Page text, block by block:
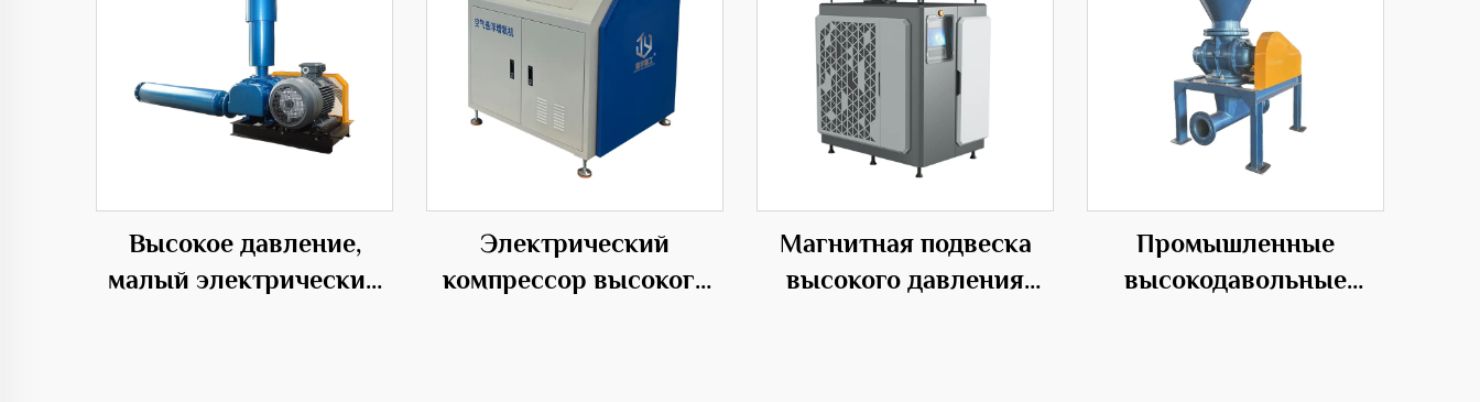
Высокое давление,
малый электрический
Электрический
компрессор высокого
Магнитная подвеска
высокого давления
Промышленные
высокодавольные